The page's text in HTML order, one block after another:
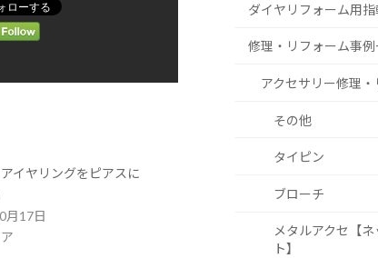
イヤリングをピアスに
月17日
ダイヤリフォーム用
修理・リフォーム事
アクセサリー修理
その他
タイピン
ブローチ
メタルアクセ【
ト】